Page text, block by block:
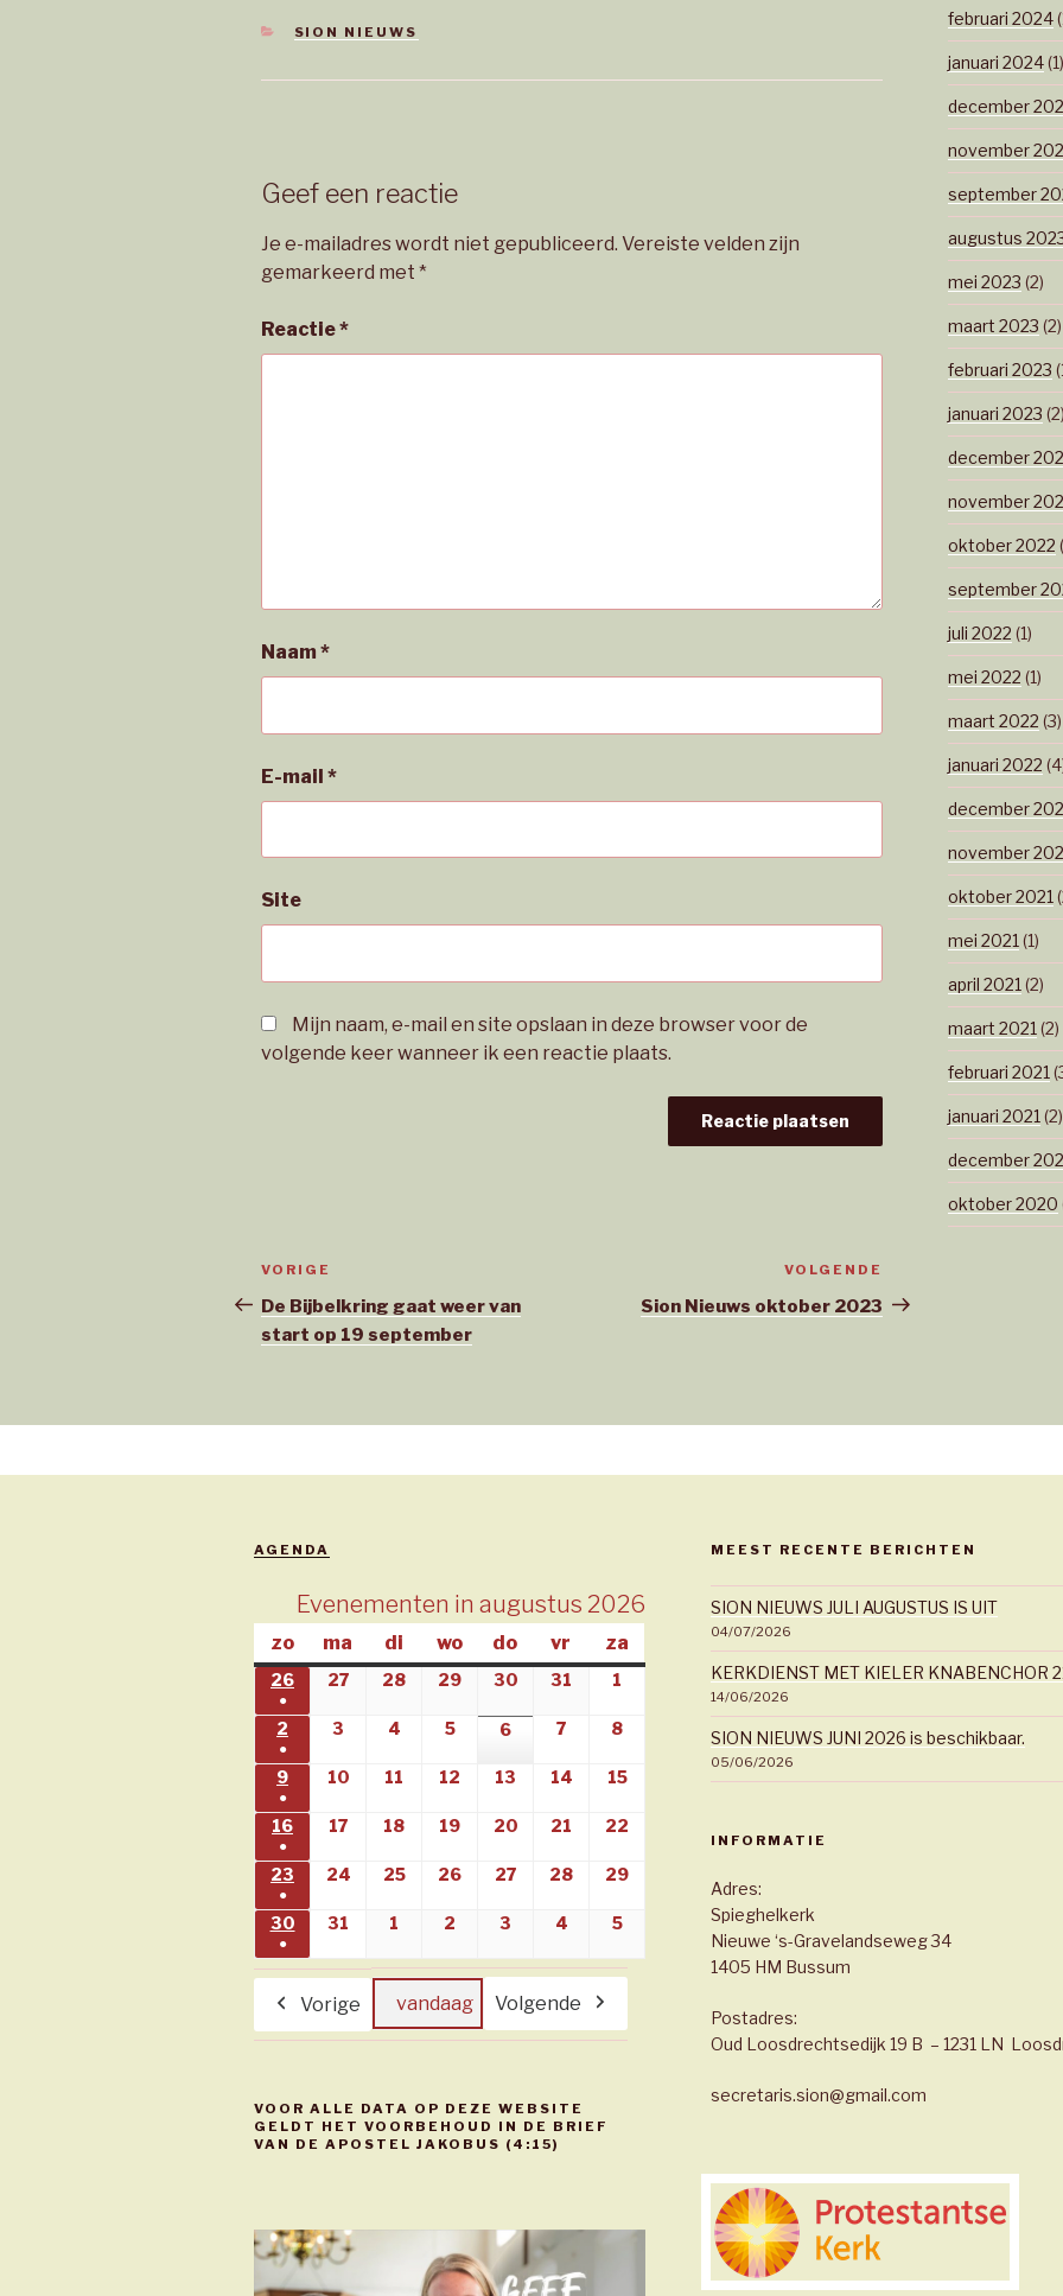
CATEGORIEËN
SION NIEUWS
Geef een reactie
Je e-mailadres wordt niet gepubliceerd. Vereiste velden zijn
gemarkeerd met *
Reactie*
Naam*
E-mail *
Site
Mijn naam, e-mail en site opslaan in deze browser voor de
volgende keer wanneer ik een reactie plaats.
Bericht
navigatie
Vorig
bericht
VORIGE
De Bijbelkring gaat weer van
start op 19 september
bericht
VOLGENDE
Sion Nieuws oktober 2023
februari 2024
januari 2024(1)
december
november
september
augustus
mei 2023 (2)
maart 2023 (2)
februari 2023
januari 2023 (2)
december
november
oktober 2022
september
juli 2022 (1)
mei 2022 (1)
maart 2022 (3)
januari 2022
december
november
oktober 2021
mei 2021 (1)
april 2021 (2)
maart 2021 (2)
februari 2021
januari 2021 (2)
december
oktober 2020
AGENDA
Evenementen in augustus 2026
zozondag
ma maandag
di dinsdag
wowoensdag
do donderdag
vr vrijdag
za zaterdag
26 26/07/2026
●
(1
evenement)
27 27/07/2026
28 28/07/2026
29 29/07/2026
30 30/07/2026
31 31/07/2026
1 01/08/2026
2 02/08/2026
●
(1
evenement)
3 03/08/2026
4 04/08/2026
505/08/2026
6 06/08/2026
7 07/08/2026
8 08/08/2026
9 09/08/2026
●
(1
evenement)
10 10/08/2026
11 11/08/2026
12 12/08/2026
13 13/08/2026
14 14/08/2026
1515/08/2026
16 16/08/2026
●
(1
evenement)
17 17/08/2026
18 18/08/2026
19 19/08/2026
20 20/08/2026
21 21/08/2026
22
23 23/08/2026
●
(1
evenement)
24 24/08/2026
2525/08/2026
26 26/08/2026
27 27/08/2026
28 28/08/2026
29
30 30/08/2026
●
(1
evenement)
31 31/08/2026
1 01/09/2026
2 02/09/2026
3 03/09/2026
4 04/09/2026
505/09/2026
Vorige vandaag Volgende
VOOR ALLE DATA OP DEZE WEBSITE
GELDT HET VOORBEHOUD IN DE BRIEF
VAN DE APOSTEL JAKOBUS (4:15)
MEEST RECENTE BERICHTEN
SION NIEUWS JULI AUGUSTUS IS UIT
04/07/2026
KERKDIENST MET KIELER KNABENCHOR
14/06/2026
SION NIEUWS JUNI 2026 is beschikbaar.
05/06/2026
INFORMATIE
Adres:
Spieghelkerk
Nieuwe ‘s-Gravelandseweg 34
1405 HM Bussum
Postadres:
Oud Loosdrechtsedijk 19 B – 1231 LN
secretaris.sion@gmail.com